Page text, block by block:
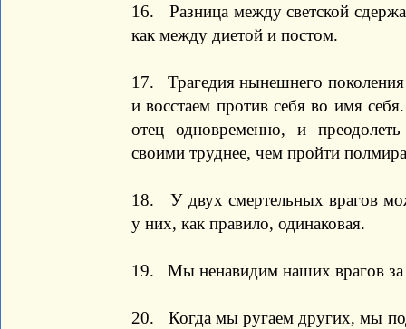
16. Разница между светской
как между диетой и постом.
17. Трагедия нынешнего
и восстаем против себя во имя
отец одновременно, и
своими труднее, чем пройти
18. У двух смертельных врагов
у них, как правило, одинаковая.
19. Мы ненавидим наших врагов за
20. Когда мы ругаем других, мы